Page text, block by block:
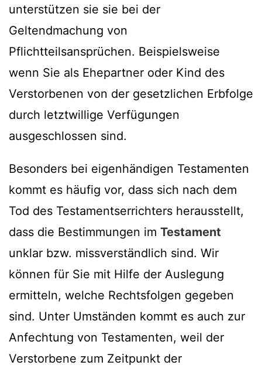
unterstützen sie sie bei der
Geltendmachung von
Pflichtteilsansprüchen. Beispielsweise
wenn Sie als Ehepartner oder Kind des
Verstorbenen von der gesetzlichen Erbfolge
durch letztwillige Verfügungen
ausgeschlossen sind.
Besonders bei eigenhändigen Testamenten
kommt es häufig vor, dass sich nach dem
Tod des Testamentserrichters herausstellt,
dass die Bestimmungen im Testament
unklar bzw. missverständlich sind. Wir
können für Sie mit Hilfe der Auslegung
ermitteln, welche Rechtsfolgen gegeben
sind. Unter Umständen kommt es auch zur
Anfechtung von Testamenten, weil der
Verstorbene zum Zeitpunkt der